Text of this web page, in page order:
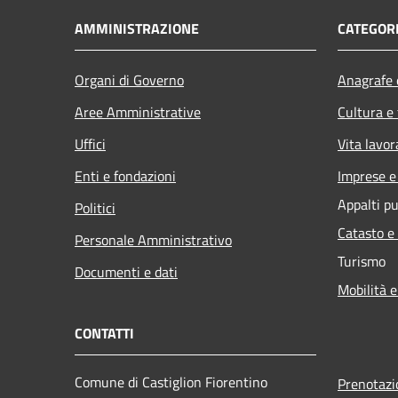
AMMINISTRAZIONE
Organi di Governo
Aree Amministrative
Uffici
Enti e fondazioni
Politici
Personale Amministrativo
Documenti e dati
Cultura
Vita
Imprese
Appalti
Catasto
Turismo
Mobilità
CONTATTI
Comune di Castiglion Fiorentino